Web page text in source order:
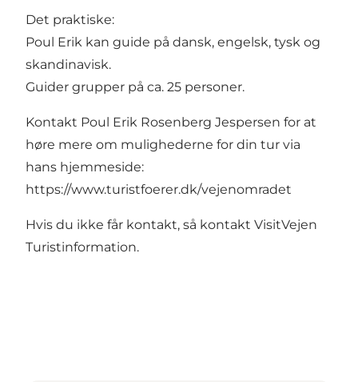
Det praktiske:
Poul Erik kan guide på dansk, engelsk, tysk og
skandinavisk.
Guider grupper på ca. 25 personer.
Kontakt Poul Erik Rosenberg Jespersen for at
høre mere om mulighederne for din tur via
hans hjemmeside:
https://www.turistfoerer.dk/vejenomradet
Hvis du ikke får kontakt, så kontakt VisitVejen
Turistinformation.